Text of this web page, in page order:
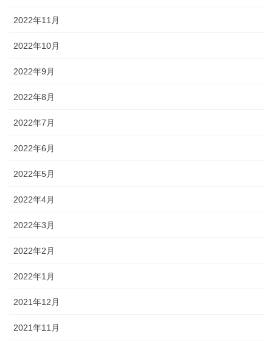
2022年11月
2022年10月
2022年9月
2022年8月
2022年7月
2022年6月
2022年5月
2022年4月
2022年3月
2022年2月
2022年1月
2021年12月
2021年11月